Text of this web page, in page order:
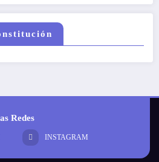
Redes
INSTAGRAM